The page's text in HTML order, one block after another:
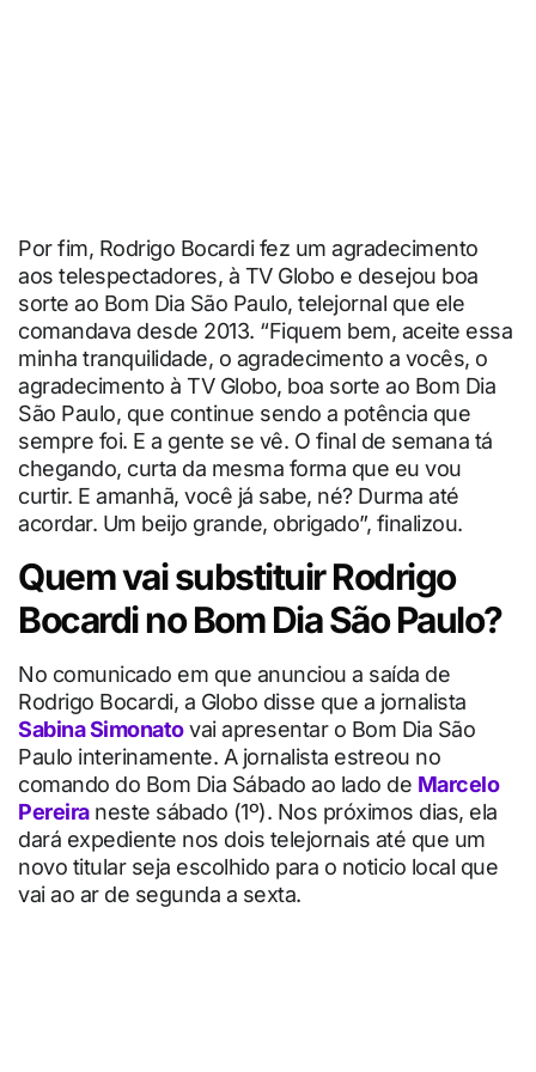
Por fim, Rodrigo Bocardi fez um agradecimento
aos telespectadores, à TV Globo e desejou boa
sorte ao Bom Dia São Paulo, telejornal que ele
comandava desde 2013. “Fiquem bem, aceite essa
minha tranquilidade, o agradecimento a vocês, o
agradecimento à TV Globo, boa sorte ao Bom Dia
São Paulo, que continue sendo a potência que
sempre foi. E a gente se vê. O final de semana tá
chegando, curta da mesma forma que eu vou
curtir. E amanhã, você já sabe, né? Durma até
acordar. Um beijo grande, obrigado”, finalizou.
Quem vai substituir Rodrigo
Bocardi no Bom Dia São Paulo?
No comunicado em que anunciou a saída de
Rodrigo Bocardi, a Globo disse que a jornalista
Sabina Simonatovai apresentar o Bom Dia São
Paulo interinamente. A jornalista estreou no
comando do Bom Dia Sábado ao lado de Marcelo
Pereiraneste sábado (1º). Nos próximos dias, ela
dará expediente nos dois telejornais até que um
novo titular seja escolhido para o noticio local que
vai ao ar de segunda a sexta.